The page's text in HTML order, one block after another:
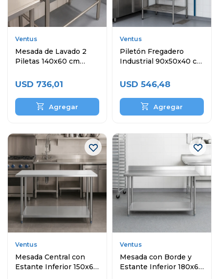
Ventus
Mesada de Lavado 2
Piletas 140x60 cm
USD 736,01
Ventus
Piletón Fregadero
Industrial 90x50x40 cm
USD 546,48
Ventus
Mesada Central con
Estante Inferior 150x60
Ventus
Mesada con Borde y
Estante Inferior 180x60